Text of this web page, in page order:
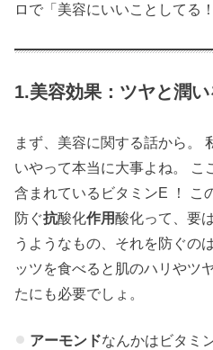
ロで「美容にいいことしてる
1.美容効果：ツヤと潤い
まず、美容に関する話から。
いやって本当に大事よね。 こ
含まれているビタミンE ！ こ
防ぐ抗酸化作用酸化って、要
うようなもの、それを防ぐの
ッツを食べると肌のハリやツ
たにも必要でしょ。
アーモンドなんかはビタミ